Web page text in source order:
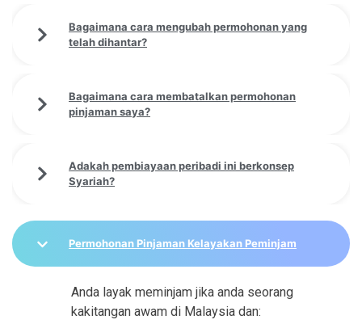
Bagaimana cara mengubah permohonan yang
telah dihantar?
Bagaimana cara membatalkan permohonan
pinjaman saya?
Adakah pembiayaan peribadi ini berkonsep
Syariah?
Permohonan Pinjaman Kelayakan Peminjam
Anda layak meminjam jika anda seorang
kakitangan awam di Malaysia dan: